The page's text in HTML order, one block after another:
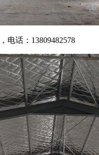
，电话：13809482578